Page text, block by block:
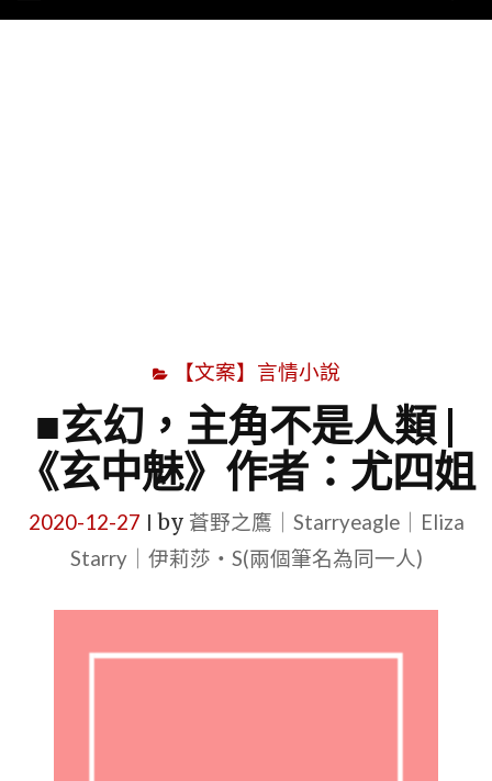
【文案】言情小說
■玄幻，主角不是人類 |
《玄中魅》作者：尤四姐
2020-12-27 by 蒼野之鷹｜Starryeagle｜Eliza
Starry｜伊莉莎・S(兩個筆名為同一人)